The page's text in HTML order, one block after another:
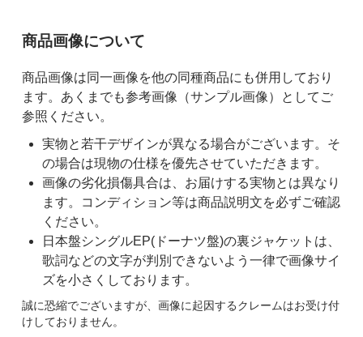
ご購入前の注意事項
商品画像について
商品画像は同一画像を他の同種商品にも併用しており
ます。あくまでも参考画像（サンプル画像）としてご
参照ください。
実物と若干デザインが異なる場合がございます。そ
の場合は現物の仕様を優先させていただきます。
画像の劣化損傷具合は、お届けする実物とは異なり
ます。コンディション等は商品説明文を必ずご確認
ください。
日本盤シングルEP(ドーナツ盤)の裏ジャケットは、
歌詞などの文字が判別できないよう一律で画像サイ
ズを小さくしております。
誠に恐縮でございますが、画像に起因するクレームはお受け付
けしておりません。